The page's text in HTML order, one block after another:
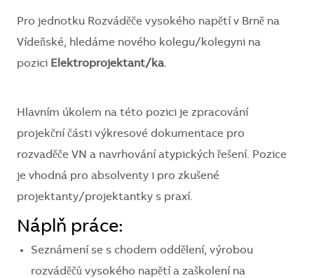
Pro jednotku Rozváděče vysokého napětí v Brně na
Vídeňské, hledáme nového kolegu/kolegyni na
pozici Elektroprojektant/ka.
Hlavním úkolem na této pozici je zpracování
projekční části výkresové dokumentace pro
rozvaděče VN a navrhování atypických řešení. Pozice
je vhodná pro absolventy i pro zkušené
projektanty/projektantky s praxí.
Náplň práce:
Seznámení se s chodem oddělení, výrobou
rozváděčů vysokého napětí a zaškolení na